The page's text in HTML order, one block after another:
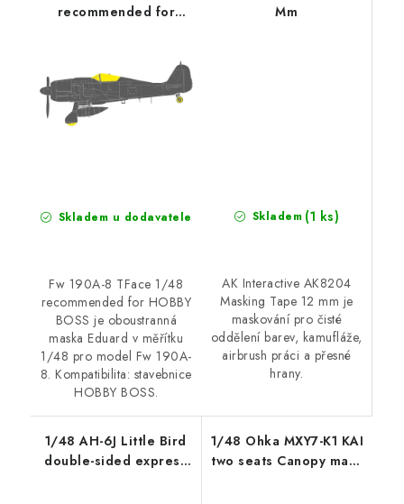
recommended for
Skladem u dodavatele
Fw 190A-8 TFace 1/48
recommended for HOBBY
BOSS je oboustranná
maska Eduard v měřítku
1/48 pro model Fw 190A-
8. Kompatibilita: stavebnice
HOBBY BOSS.
Mm
Skladem (1 ks)
AK Interactive AK8204
Masking Tape 12 mm je
maskování pro čisté
oddělení barev, kamufláže,
airbrush práci a přesné
hrany.
1/48 AH-6J Little Bird
double-sided express
1/48 Ohka MXY7-K1 KAI
two seats Canopy mask